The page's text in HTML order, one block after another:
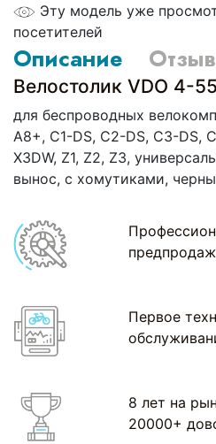
Эту модель уже
посетителей
Описание
Велостолик VDO 4-
для беспроводных
A8+, C1-DS, C2-DS, C3-DS,
X3DW, Z1, Z2, Z3,
вынос, с хомутиками,
Первое
8 лет на
20000+